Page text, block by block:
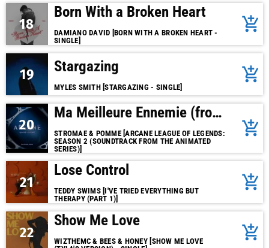
18
Born With a Broken Heart
DAMIANO DAVID [BORN WITH A BROKEN HEART -
SINGLE]
add_shopping_cart
19 Stargazing
MYLES SMITH [STARGAZING - SINGLE]
add_shopping_cart
20
Ma Meilleure Ennemie (from
the series Arcane League of
Legends)
STROMAE & POMME [ARCANE LEAGUE OF LEGENDS:
SEASON 2 (SOUNDTRACK FROM THE ANIMATED
SERIES)]
add_shopping_cart
21
Lose Control
TEDDY SWIMS [I'VE TRIED EVERYTHING BUT
THERAPY (PART 1)]
add_shopping_cart
22
Show Me Love
WIZTHEMC & BEES & HONEY [SHOW ME LOVE
add_shopping_cart